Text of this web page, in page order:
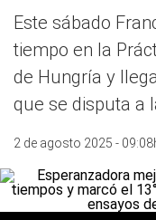
Este sábado
tiempo en la
de Hungría y
que se disputa a
2 de agosto 2025 -